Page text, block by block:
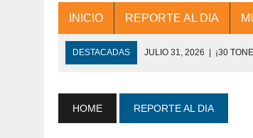
INICIO REPORTE AL DIA
DESTACADAS JULIO 31, 2026 | ¡30
JULIO 30, 2026 | 💧🚰 ¡AGUA PARA LA
HOME REPORTE AL DIA